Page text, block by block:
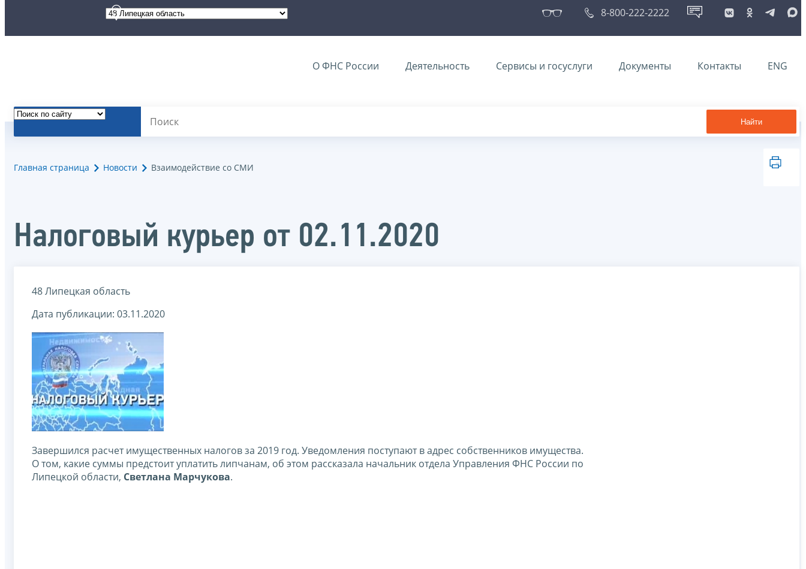
8-800-222-2222
О ФНС России Деятельность Сервисы и госуслуги Документы Контакты ENG
Найти
Главная страница Новости Взаимодействие со СМИ
Налоговый курьер от 02.11.2020
48 Липецкая область
Дата публикации: 03.11.2020
Завершился расчет имущественных налогов за 2019 год. Уведомления поступают в адрес собственников имущества.
О том, какие суммы предстоит уплатить липчанам, об этом рассказала начальник отдела Управления ФНС России по
Липецкой области, Светлана Марчукова.